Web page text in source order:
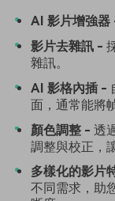
AI 影片增強器
影片去雜訊 -
雜訊。
AI 影格內插 -
面，通常能將
顏色調整 - 透
調整與校正，
多樣化的影片
不同需求，助